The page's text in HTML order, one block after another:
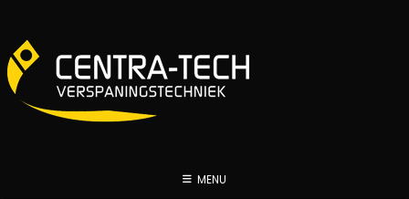
inhoud
MENU